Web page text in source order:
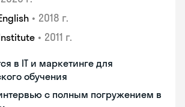
• 2018 г.
• 2011 г.
в IT и маркетинге для
обучения
с полным погружением в